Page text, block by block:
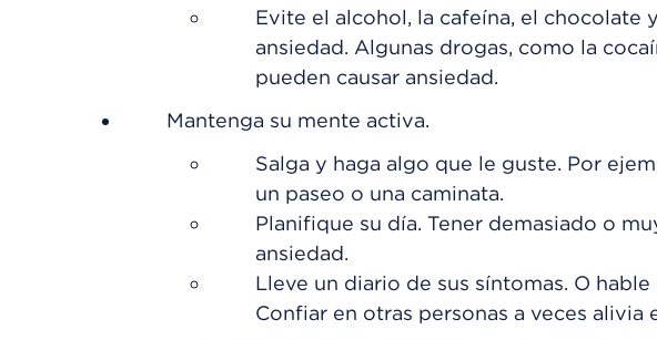
Evite el alcohol, la cafeína, el chocolate
ansiedad. Algunas drogas, como la
pueden causar ansiedad.
Mantenga su mente activa.
Salga y haga algo que le guste. Por
un paseo o una caminata.
Planifique su día. Tener demasiado o
ansiedad.
Lleve un diario de sus síntomas. O
Confiar en otras personas a veces alivia